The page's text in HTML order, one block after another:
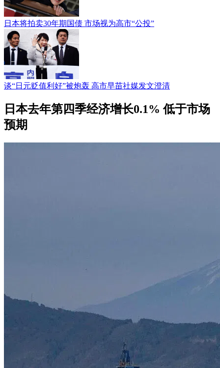
日本将拍卖30年期国债 市场视为高市“公投”
谈“日元贬值利好”被炮轰 高市早苗社媒发文澄清
日本去年第四季经济增长0.1% 低于市场
预期